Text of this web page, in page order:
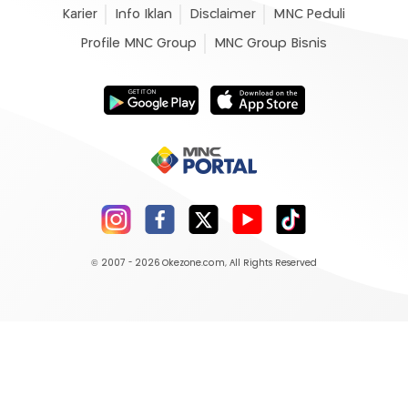
Karier Info Iklan Disclaimer MNC Peduli
Profile MNC Group MNC Group Bisnis
© 2007 - 2026 Okezone.com, All Rights Reserved